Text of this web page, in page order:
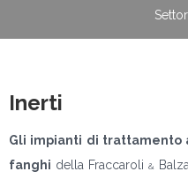
Inerti
Gli impianti di trattamento
fanghi della Fraccaroli &